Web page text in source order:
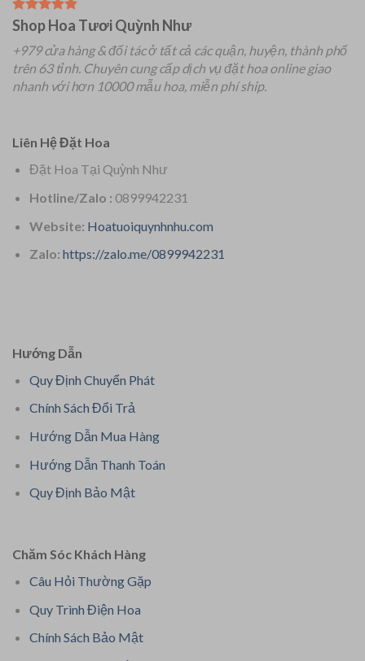
Shop Hoa Tươi Quỳnh Như
+979 cửa hàng & đối tác ở tất cả các quận, huyện, thành phố
trên 63 tỉnh. Chuyên cung cấp dịch vụ đặt hoa online giao
nhanh với hơn 10000 mẫu hoa, miễn phí ship.
Liên Hệ Đặt Hoa
Đặt Hoa Tại Quỳnh Như
Hotline/Zalo : 0899942231
Website: Hoatuoiquynhnhu.com
Zalo: https://zalo.me/0899942231
Hướng Dẫn
Quy Định Chuyển Phát
Chính Sách Đổi Trả
Hướng Dẫn Mua Hàng
Hướng Dẫn Thanh Toán
Quy Định Bảo Mật
Chăm Sóc Khách Hàng
Câu Hỏi Thường Gặp
Quy Trình Điện Hoa
Chính Sách Bảo Mật